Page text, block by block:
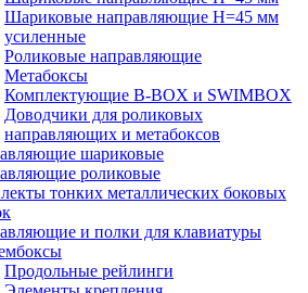
Шариковые направляющие H=45 мм
усиленные
Роликовые направляющие
Метабоксы
Комплектующие B-BOX и SWIMBOX
Доводчики для роликовых
направляющих и метабоксов
шариковые
роликовые
тонких металлических боковых
и полки для клавиатуры
Продольные рейлинги